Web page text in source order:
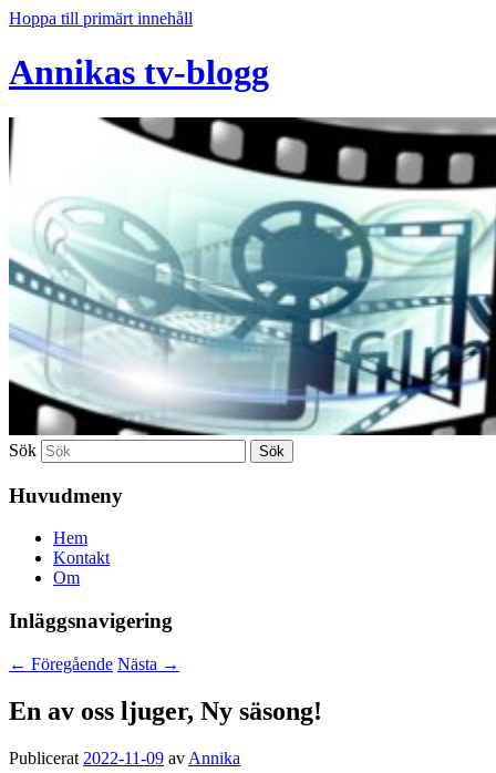
Hoppa till primärt innehåll
Annikas tv-blogg
Sök
Huvudmeny
Hem
Kontakt
Om
Inläggsnavigering
← Föregående Nästa →
En av oss ljuger, Ny säsong!
Publicerat 2022-11-09 av Annika